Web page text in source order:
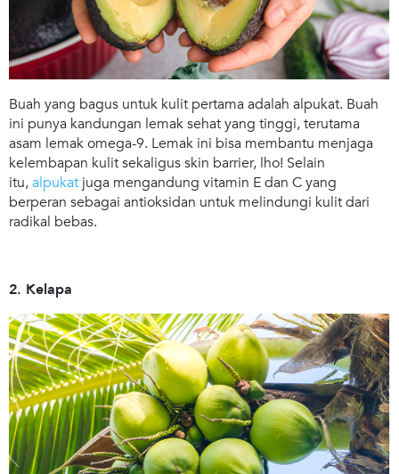
Buah yang bagus untuk kulit pertama adalah alpukat. Buah
ini punya kandungan lemak sehat yang tinggi, terutama
asam lemak omega-9. Lemak ini bisa membantu menjaga
kelembapan kulit sekaligus skin barrier, lho! Selain
itu,alpukat juga mengandung vitamin E dan C yang
berperan sebagai antioksidan untuk melindungi kulit dari
radikal bebas.
2. Kelapa